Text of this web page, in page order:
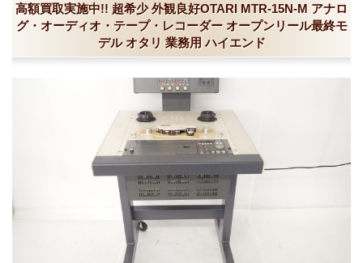
高額買取実施中!! 超希少 外観良好OTARI MTR-15N-M アナロ
グ・オーディオ・テープ・レコーダー オープンリール最終モ
デル オタリ 業務用 ハイエンド